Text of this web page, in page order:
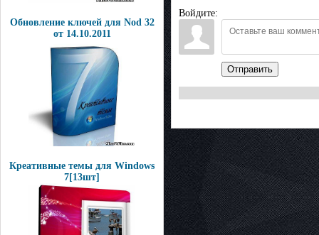
Обновление ключей для Nod 32
от 14.10.2011
Креативные темы для Windows
7[13шт]
Войдите:
Отправить